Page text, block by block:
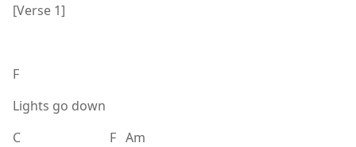
[Verse 1]
F
Lights go down
C F Am